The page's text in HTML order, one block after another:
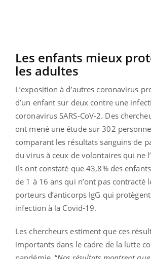
Les enfants mieux
les adultes
L’exposition à d’autres coronavirus
d’un enfant sur deux contre une
coronavirus SARS-CoV-2. Des
ont mené une étude sur 302
comparant les résultats sanguins de
du virus à ceux de volontaires qui ne
Ils ont constaté que 43,8% des
de 1 à 16 ans qui n’ont pas contracté
porteurs d’anticorps IgG qui
infection à la Covid-19.
Les chercheurs estiment que ces
importants dans le cadre de la lutte